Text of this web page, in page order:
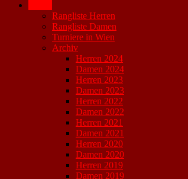
Rangliste Herren
Rangliste Damen
Turniere in Wien
Archiv
Herren 2024
Damen 2024
Herren 2023
Damen 2023
Herren 2022
Damen 2022
Herren 2021
Damen 2021
Herren 2020
Damen 2020
Herren 2019
Damen 2019